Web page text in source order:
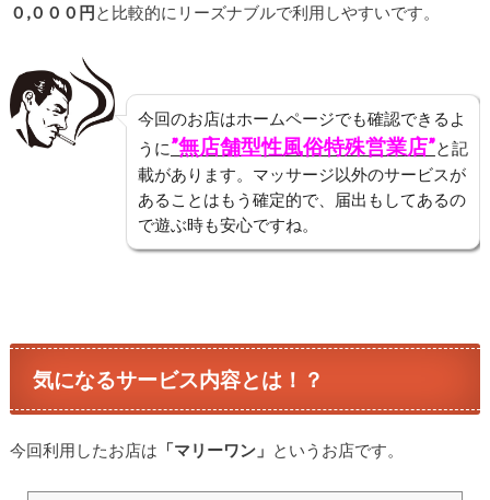
０,０００円 と比較的にリーズナブルで利用しやすいです。
今回のお店はホームページでも確認できるよ
うに”無店舗型性風俗特殊営業店”と記
載があります。マッサージ以外のサービスが
あることはもう確定的で、届出もしてあるの
で遊ぶ時も安心ですね。
気になるサービス内容とは！？
今回利用したお店は 「マリーワン」 というお店です。